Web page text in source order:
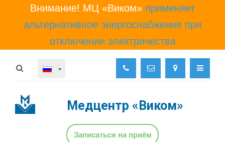
Внимание! МЦ «Виком» применяет
альтернативное энергоснабжение при
отключении электричества
Медцентр «Виком»
Записаться на приём